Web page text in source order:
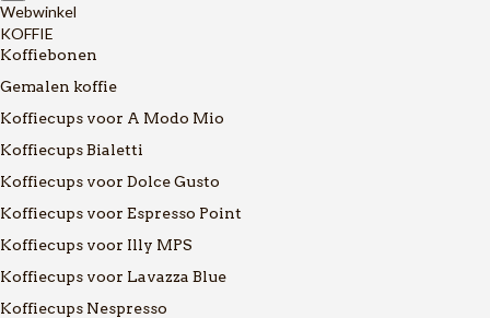
Webwinkel
KOFFIE
Koffiebonen
Gemalen koffie
Koffiecups voor A Modo Mio
Koffiecups Bialetti
Koffiecups voor Dolce Gusto
Koffiecups voor Espresso Point
Koffiecups voor Illy MPS
Koffiecups voor Lavazza Blue
Koffiecups Nespresso